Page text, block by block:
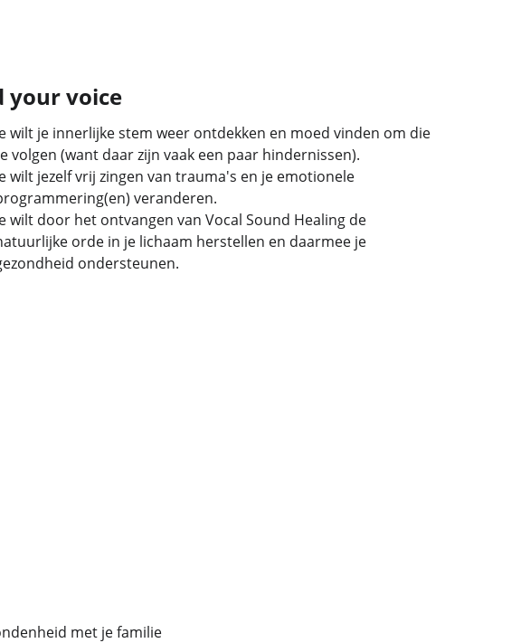
your voice
wilt je innerlijke stem weer ontdekken en moed vinden om die
volgen (want daar zijn vaak een paar hindernissen).
wilt jezelf vrij zingen van trauma's en je emotionele
veranderen.
wilt door het ontvangen van Vocal Sound Healing de
orde in je lichaam herstellen en daarmee je
ondersteunen.
met je familie